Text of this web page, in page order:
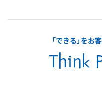
「できる」をお